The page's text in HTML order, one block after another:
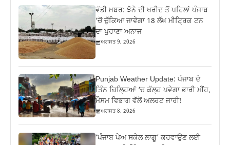
ਵੱਡੀ ਖ਼ਬਰ: ਝੋਨੇ ਦੀ ਖਰੀਦ ਤੋਂ ਪਹਿਲਾਂ ਪੰਜਾਬ
‘ਚੋਂ ਚੁੱਕਿਆ ਜਾਵੇਗਾ 18 ਲੱਖ ਮੀਟ੍ਰਿਕ ਟਨ
ਦਾ ਪੁਰਾਣਾ ਅਨਾਜ
ਅਗਸਤ 9, 2026
Punjab Weather Update: ਪੰਜਾਬ ਦੇ
ਤਿੰਨ ਜ਼‍ਿਲ੍ਹਿਆਂ ‘ਚ ਕੱਲ੍ਹ ਪਵੇਗਾ ਭਾਰੀ ਮੀਂਹ,
ਮੌਸਮ ਵਿਭਾਗ ਵੱਲੋਂ ਅਲਰਟ ਜਾਰੀ!
ਅਗਸਤ 8, 2026
‘ਪੰਜਾਬ ਪੇਅ ਸਕੇਲ ਲਾਗੂ’ ਕਰਵਾਉਣ ਲਈ